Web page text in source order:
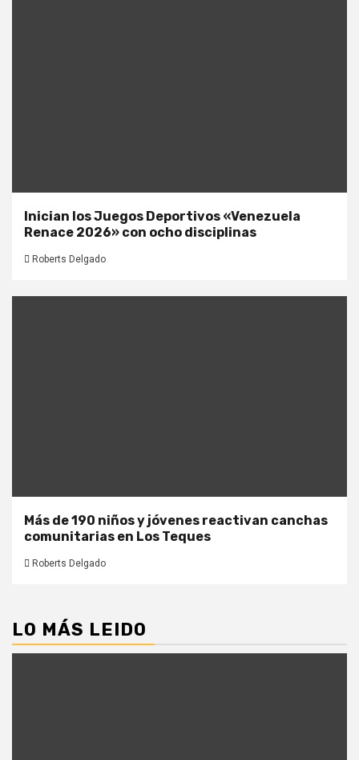
Inician los Juegos Deportivos «Venezuela
Renace 2026» con ocho disciplinas
Roberts Delgado
Más de 190 niños y jóvenes reactivan canchas
comunitarias en Los Teques
Roberts Delgado
LO MÁS LEIDO